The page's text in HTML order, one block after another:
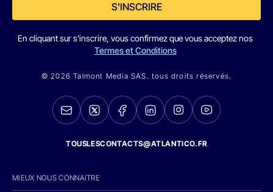
S'INSCRIRE
En cliquant sur s'inscrire, vous confirmez que vous acceptez nos
Termes et Conditions
© 2026 Talmont Media SAS. tous droits réservés.
TOUSLESCONTACTS@ATLANTICO.FR
MIEUX NOUS CONNAITRE